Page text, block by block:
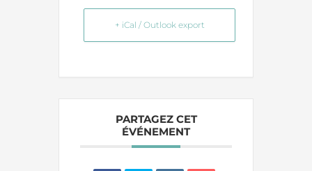
+ iCal / Outlook export
PARTAGEZ CET
ÉVÉNEMENT